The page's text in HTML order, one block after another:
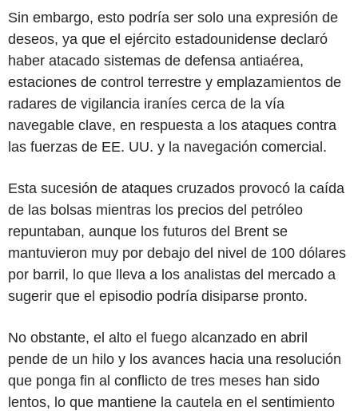
Sin embargo, esto podría ser solo una expresión de
deseos, ya que el ejército estadounidense declaró
haber atacado sistemas de defensa antiaérea,
estaciones de control terrestre y emplazamientos de
radares de vigilancia iraníes cerca de la vía
navegable clave, en respuesta a los ataques contra
las fuerzas de EE. UU. y la navegación comercial.
Esta sucesión de ataques cruzados provocó la caída
de las bolsas mientras los precios del petróleo
repuntaban, aunque los futuros del Brent se
mantuvieron muy por debajo del nivel de 100 dólares
por barril, lo que lleva a los analistas del mercado a
sugerir que el episodio podría disiparse pronto.
No obstante, el alto el fuego alcanzado en abril
pende de un hilo y los avances hacia una resolución
que ponga fin al conflicto de tres meses han sido
lentos, lo que mantiene la cautela en el sentimiento